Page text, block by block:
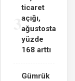
3
ticaret
açığı,
ağustosta
yüzde
168 arttı
Gümrük